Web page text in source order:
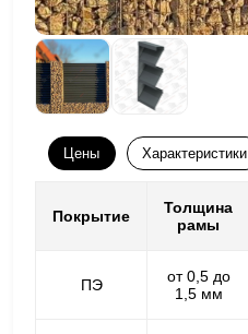
Цены Характеристики
Покрытие
Толщина
рамы
ПЭ
от 0,5 до
1,5 мм